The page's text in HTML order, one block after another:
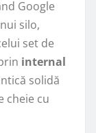
Google
silo,
set de
internal
solidă
cheie cu